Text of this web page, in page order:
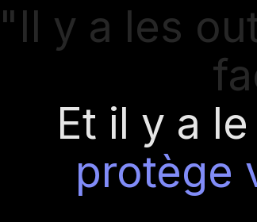
"Il y a les
Et il y a le
protège